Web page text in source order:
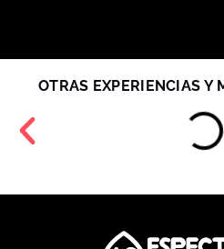
OTRAS EXPERIENCIAS Y